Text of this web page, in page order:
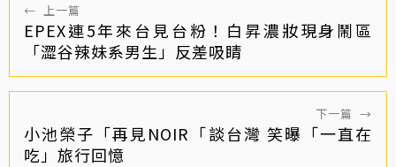
← 上一篇
EPEX連5年來台見台粉！白昇濃妝現身鬧區
「澀谷辣妹系男生」反差吸睛
下一篇 →
小池榮子「再見NOIR「談台灣 笑曝「一直在
吃」旅行回憶